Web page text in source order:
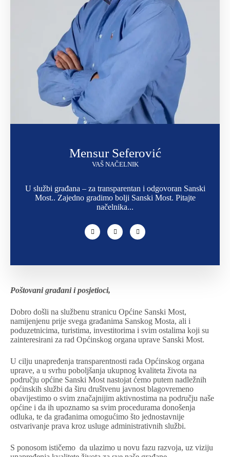
Mensur Seferović
VAŠ NAČELNIK
U službi građana – za transparentan i odgovoran Sanski
Most.. Zajedno gradimo bolji Sanski Most. Pitajte
načelnika...
Poštovani građani i posjetioci,
Dobro došli na službenu stranicu Općine Sanski Most,
namijenjenu prije svega građanima Sanskog Mosta, ali i
poduzetnicima, turistima, investitorima i svim ostalima koji su
zainteresirani za rad Općinskog organa uprave Sanski Most.
U cilju unapređenja transparentnosti rada Općinskog organa
uprave, a u svrhu poboljšanja ukupnog kvaliteta života na
području općine Sanski Most nastojat ćemo putem nadležnih
općinskih službi da širu društvenu javnost blagovremeno
obavijestimo o svim značajnijim aktivnostima na području naše
općine i da ih upoznamo sa svim procedurama donošenja
odluka, te da građanima omogućimo što jednostavnije
ostvarivanje prava kroz usluge administrativnih službi.
S ponosom ističemo da ulazimo u novu fazu razvoja, uz viziju